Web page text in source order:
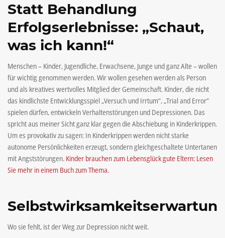
Statt Behandlung
Erfolgserlebnisse: „Schaut,
was ich kann!“
Menschen – Kinder, Jugendliche, Erwachsene, Junge und ganz Alte – wollen
für wichtig genommen werden. Wir wollen gesehen werden als Person
und als kreatives wertvolles Mitglied der Gemeinschaft. Kinder, die nicht
das kindlichste Entwicklungsspiel „Versuch und Irrtum“, „Trial and Error“
spielen dürfen, entwickeln Verhaltenstörungen und Depressionen. Das
spricht aus meiner Sicht ganz klar gegen die Abschiebung in Kinderkrippen.
Um es provokativ zu sagen: In Kinderkrippen werden nicht starke
autonome Persönlichkeiten erzeugt, sondern gleichgeschaltete Untertanen
mit Angststörungen. Kinder brauchen zum Lebensglück gute Eltern: Lesen
Sie mehr in einem Buch zum Thema.
Wo sie fehlt, ist der Weg zur Depression nicht weit.